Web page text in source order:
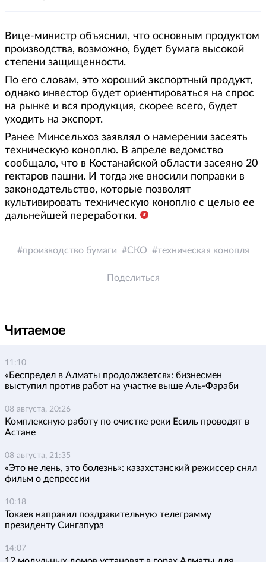
Вице-министр объяснил, что основным продуктом
производства, возможно, будет бумага высокой
степени защищенности.
По его словам, это хороший экспортный продукт,
однако инвестор будет ориентироваться на спрос
на рынке и вся продукция, скорее всего, будет
уходить на экспорт.
Ранее Минсельхоз заявлял о намерении засеять
техническую коноплю. В апреле ведомство
сообщало, что в Костанайской области засеяно 20
гектаров пашни. И тогда же вносили поправки в
законодательство, которые позволят
культивировать техническую коноплю с целью ее
дальнейшей переработки.
производство бумаги СКО техническая конопля
Поделиться
Читаемое
11:10
«Беспредел в Алматы продолжается»: бизнесмен
выступил против работ на участке выше Аль-Фараби
08 августа, 20:26
Комплексную работу по очистке реки Есиль проводят в
Астане
08 августа, 21:35
«Это не лень, это болезнь»: казахстанский режиссер снял
фильм о депрессии
10:18
Токаев направил поздравительную телеграмму
президенту Сингапура
14:07